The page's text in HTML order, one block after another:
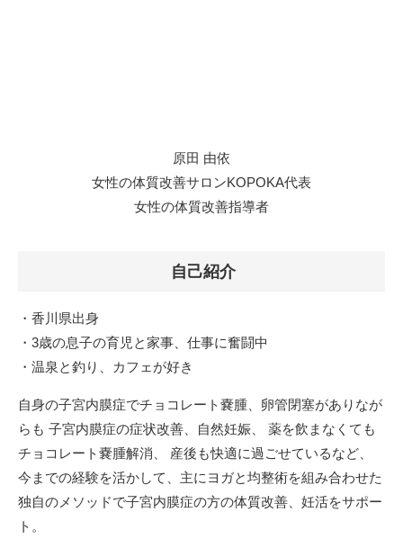
原田 由依
女性の体質改善サロンKOPOKA代表
女性の体質改善指導者
自己紹介
・香川県出身
・3歳の息子の育児と家事、仕事に奮闘中
・温泉と釣り、カフェが好き
自身の子宮内膜症でチョコレート嚢腫、卵管閉塞がありなが
らも 子宮内膜症の症状改善、自然妊娠、 薬を飲まなくても
チョコレート嚢腫解消、 産後も快適に過ごせているなど、
今までの経験を活かして、主にヨガと均整術を組み合わせた
独自のメソッドで子宮内膜症の方の体質改善、妊活をサポー
ト。